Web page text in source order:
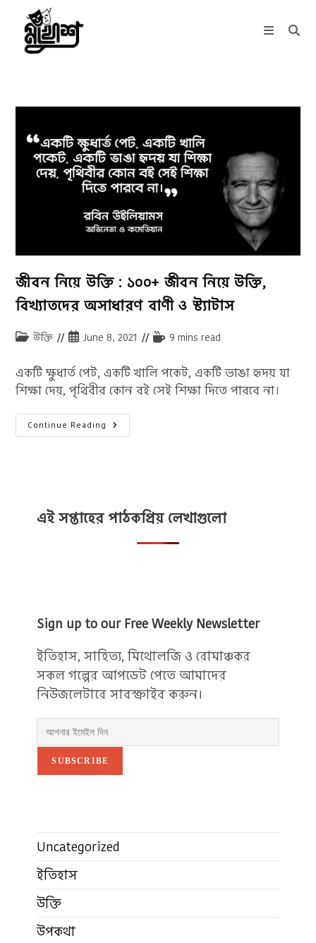
content
জীবন নিয়ে উক্তি : ১০০+ জীবন নিয়ে উক্তি,
বিখ্যাতদের অসাধারণ বাণী ও স্ট্যাটাস
Postউক্তি
PostJune 8, 2021
Reading9 mins read
একটি ক্ষুধার্ত পেট, একটি খালি পকেট, একটি ভাঙা হৃদয় যা
শিক্ষা দেয়, পৃথিবীর কোন বই সেই শিক্ষা দিতে পারবে না।
Continue Reading জীবন
নিয়ে
অসাধারণ
বাণী
এই সপ্তাহের পাঠকপ্রিয় লেখাগুলো
Sign up to our Free Weekly Newsletter
ইতিহাস, সাহিত্য, মিথোলজি ও রোমাঞ্চকর
সকল গল্পের আপডেট পেতে আমাদের
নিউজলেটারে সাবস্ক্রাইব করুন।
SUBSCRIBE
Uncategorized
ইতিহাস
উক্তি
উপকথা